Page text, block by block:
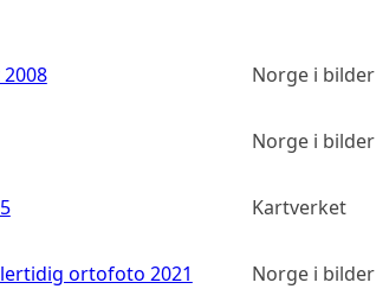
Norge i bilder
Norge i bilder
Kartverket
ortofoto 2021 Norge i bilder